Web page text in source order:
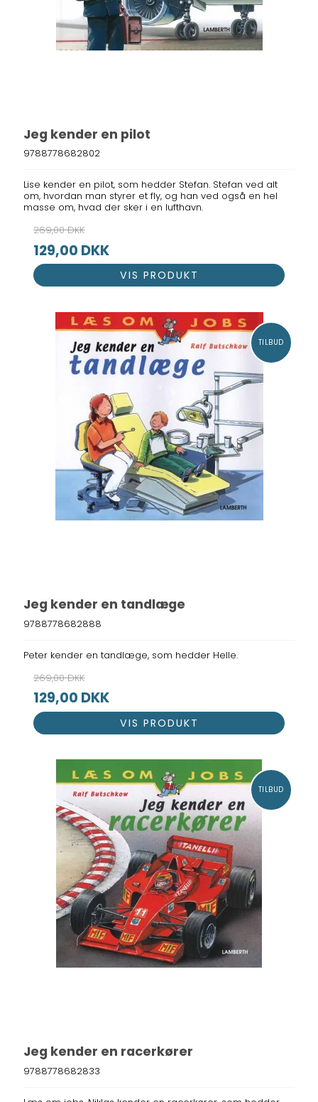
Jeg kender en pilot
9788778682802
Lise kender en pilot, som hedder Stefan. Stefan ved alt
om, hvordan man styrer et fly, og han ved også en hel
masse om, hvad der sker i en lufthavn.
269,00 DKK
129,00 DKK
VIS PRODUKT
TILBUD
Jeg kender en tandlæge
9788778682888
Peter kender en tandlæge, som hedder Helle.
269,00 DKK
129,00 DKK
VIS PRODUKT
TILBUD
Jeg kender en racerkører
9788778682833